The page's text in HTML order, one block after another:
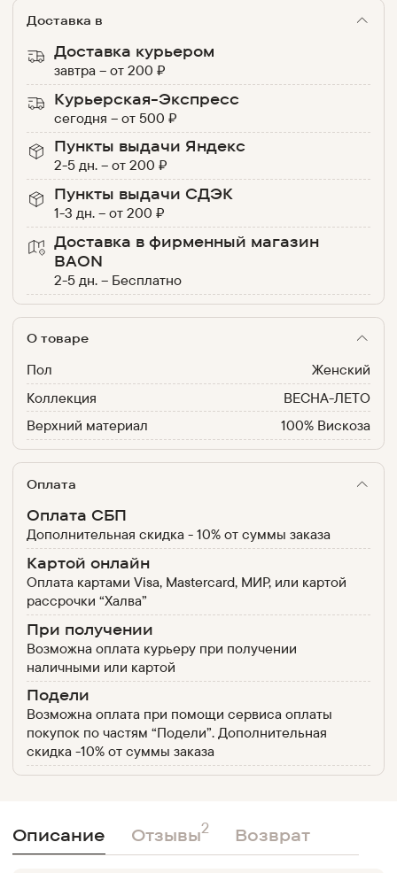
Доставка в
Доставка курьером
завтра –от200 ₽
Курьерская-Экспресс
сегодня –от500 ₽
Пункты выдачи Яндекс
2-5 дн. –от200 ₽
Пункты выдачи СДЭК
1-3 дн. –от200 ₽
Доставка в фирменный магазин
BAON
2-5 дн. – Бесплатно
О товаре
Пол
Женский
Коллекция
ВЕСНА-ЛЕТО
Верхний материал
100% Вискоза
Оплата
Оплата СБП
Дополнительная скидка - 10% от суммы заказа
Картой онлайн
Оплата картами Visa, Mastercard, МИР, или картой
рассрочки “Халва”
При получении
Возможна оплата курьеру при получении
наличными или картой
Подели
Возможна оплата при помощи сервиса оплаты
покупок по частям “Подели”. Дополнительная
скидка -10% от суммы заказа
Описание Отзывы2 Возврат